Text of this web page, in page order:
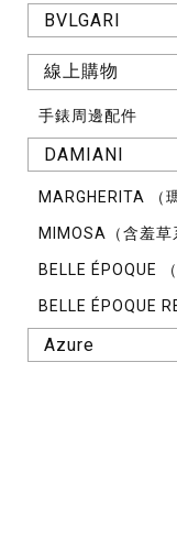
BVLGARI
線上購物
手錶周邊配件
DAMIANI
MARGHERITA （
MIMOSA（含羞草
BELLE ÉPOQUE
BELLE ÉPOQUE
Azure